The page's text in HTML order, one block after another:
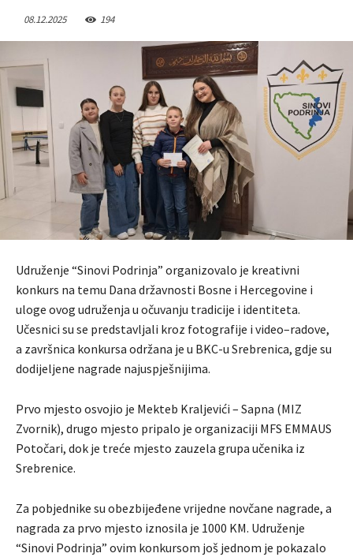
08.12.2025 194
Udruženje “Sinovi Podrinja” organizovalo je kreativni
konkurs na temu Dana državnosti Bosne i Hercegovine i
uloge ovog udruženja u očuvanju tradicije i identiteta.
Učesnici su se predstavljali kroz fotografije i video–radove,
a završnica konkursa održana je u BKC-u Srebrenica, gdje su
dodijeljene nagrade najuspješnijima.
Prvo mjesto osvojio je Mekteb Kraljevići – Sapna (MIZ
Zvornik), drugo mjesto pripalo je organizaciji MFS EMMAUS
Potočari, dok je treće mjesto zauzela grupa učenika iz
Srebrenice.
Za pobjednike su obezbijeđene vrijedne novčane nagrade, a
nagrada za prvo mjesto iznosila je 1000 KM. Udruženje
“Sinovi Podrinja” ovim konkursom još jednom je pokazalo